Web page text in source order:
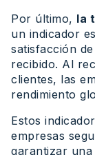
Por último, la
un indicador
satisfacción
recibido. Al
clientes, las
rendimiento
Estos
empresas
garantizar